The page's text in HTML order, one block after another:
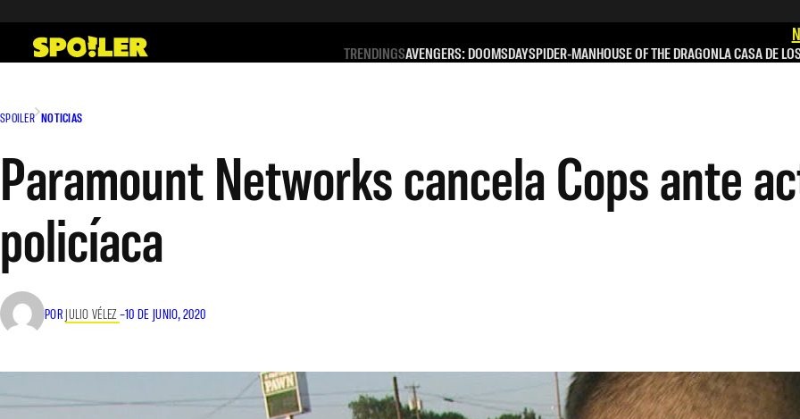
contenido
TRENDINGSAVENGERS: DOOMSDAYSPIDER-MANHOUSE OF THE DRAGONLA CASA DE
SPOILER NOTICIAS
Paramount Networks cancela Cops ante
policíaca
POR JULIO VÉLEZ –10 DE JUNIO, 2020